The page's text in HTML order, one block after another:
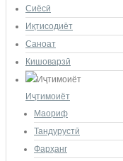
Сиёсӣ
Иқтисодиёт
Саноат
Кишоварзӣ
Иҷтимоиёт
Маориф
Тандурустӣ
Фарҳанг